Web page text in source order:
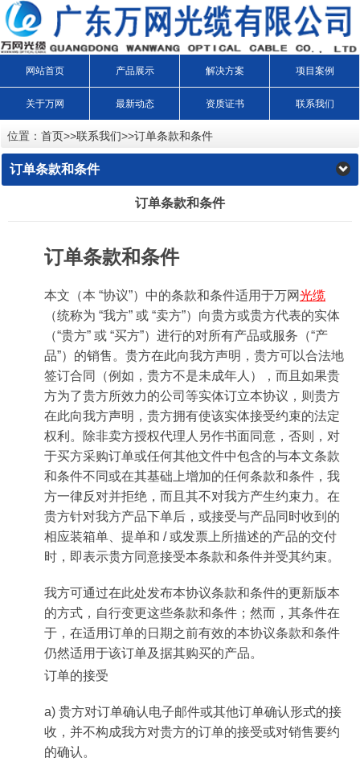
网站首页 产品展示 解决方案 项目案例
关于万网 最新动态 资质证书 联系我们
位置： 首页>>联系我们>>订单条款和条件
订单条款和条件
订单条款和条件
订单条款和条件
本文（本 “协议”）中的条款和条件适用于万网光缆
（统称为 “我方” 或 “卖方”）向贵方或贵方代表的实体
（“贵方” 或 “买方”）进行的对所有产品或服务（“产
品”）的销售。贵方在此向我方声明，贵方可以合法地
签订合同（例如，贵方不是未成年人），而且如果贵
方为了贵方所效力的公司等实体订立本协议，则贵方
在此向我方声明，贵方拥有使该实体接受约束的法定
权利。除非卖方授权代理人另作书面同意，否则，对
于买方采购订单或任何其他文件中包含的与本文条款
和条件不同或在其基础上增加的任何条款和条件，我
方一律反对并拒绝，而且其不对我方产生约束力。在
贵方针对我方产品下单后，或接受与产品同时收到的
相应装箱单、提单和 / 或发票上所描述的产品的交付
时，即表示贵方同意接受本条款和条件并受其约束。
我方可通过在此处发布本协议条款和条件的更新版本
的方式，自行变更这些条款和条件；然而，其条件在
于，在适用订单的日期之前有效的本协议条款和条件
仍然适用于该订单及据其购买的产品。
订单的接受
a) 贵方对订单确认电子邮件或其他订单确认形式的接
收，并不构成我方对贵方的订单的接受或对销售要约
的确认。